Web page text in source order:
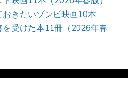
きたいゾンビ映画10本
を受けた本11冊（2026年春